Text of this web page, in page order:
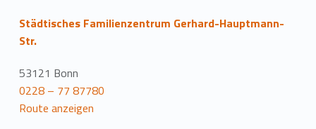
Städtisches Familienzentrum Gerhard-Hauptmann-
Str.
53121 Bonn
0228 – 77 87780
Route anzeigen